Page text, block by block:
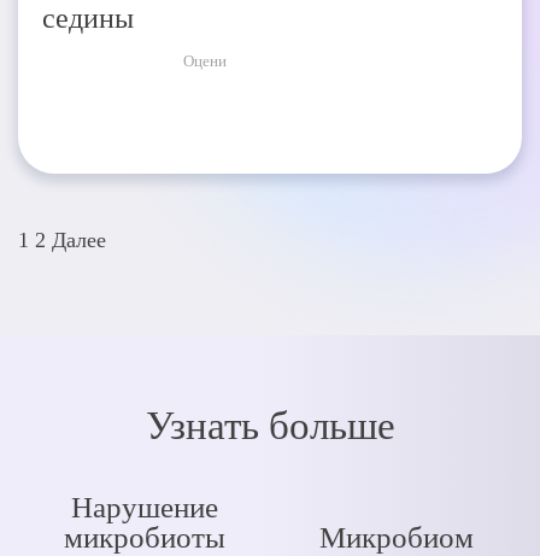
седины
Оцени
Пагинация
1 2 Далее
Узнать больше
Нарушение
микробиоты
Микробиом